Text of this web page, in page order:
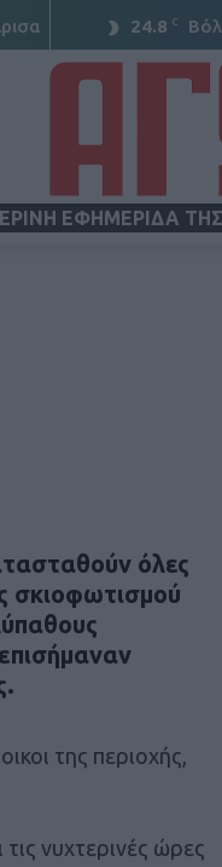
24.8 C
ΕΦΗΜΕΡΙΔΑ
όλες
σκιοφωτισμού
της περιοχής,
νυχτερινές ώρες